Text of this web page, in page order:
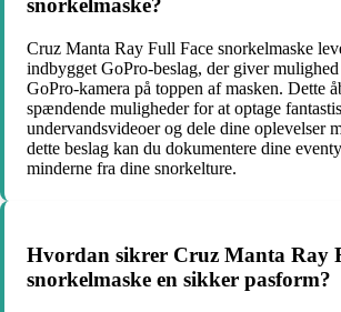
snorkelmaske?
Cruz Manta Ray Full Face snorkelmaske
indbygget GoPro-beslag, der giver
GoPro-kamera på toppen af masken. Dette
spændende muligheder for at optage
undervandsvideoer og dele dine oplevelser
dette beslag kan du dokumentere dine
minderne fra dine snorkelture.
Hvordan sikrer Cruz Manta Ray
snorkelmaske en sikker pasform?